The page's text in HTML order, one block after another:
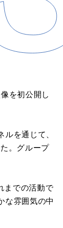
を初公開し
を通じて、
。グループ
までの活動で
な雰囲気の中